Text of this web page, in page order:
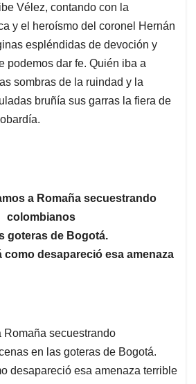
Vélez, contando con la
y el heroísmo del coronel Hernán
espléndidas de devoción y
podemos dar fe. Quién iba a
sombras de la ruindad y la
bruñía sus garras la fiera de
a Romaña secuestrando
colombianos
goteras de Bogotá.
como desapareció esa amenaza
Romaña secuestrando
en las goteras de Bogotá.
desapareció esa amenaza terrible